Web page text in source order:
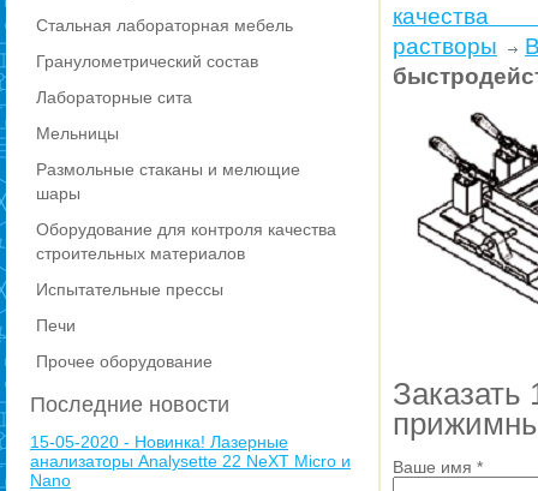
Стальная лабораторная мебель
Гранулометрический состав
Лабораторные сита
Мельницы
Размольные стаканы и мелющие
шары
Оборудование для контроля качества
строительных материалов
Испытательные прессы
Печи
Прочее оборудование
Последние новости
15-05-2020 - Новинка! Лазерные
анализаторы Analysette 22 NeXT Micro и
Nano
растворы
Ваше имя *